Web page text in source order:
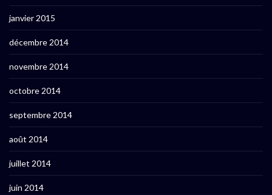
janvier 2015
décembre 2014
novembre 2014
octobre 2014
septembre 2014
août 2014
juillet 2014
juin 2014